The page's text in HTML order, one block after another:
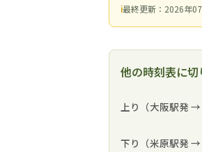
ℹ最終更新：2026年
他の時刻表に切
上り（大阪駅発 →
下り（米原駅発 →